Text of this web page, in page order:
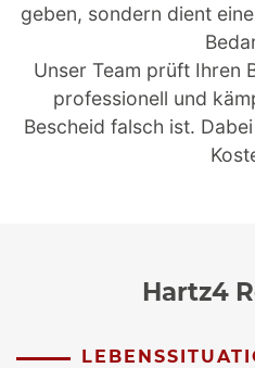
geben, sondern dient
Unser Team prüft Ihren
professionell und
Bescheid falsch ist.
Hartz4